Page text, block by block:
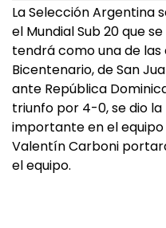
La Selección Argentina
el Mundial Sub 20 que
tendrá como una de
Bicentenario, de San
ante República
triunfo por 4-0, se dio
importante en el
Valentín Carboni
el equipo.